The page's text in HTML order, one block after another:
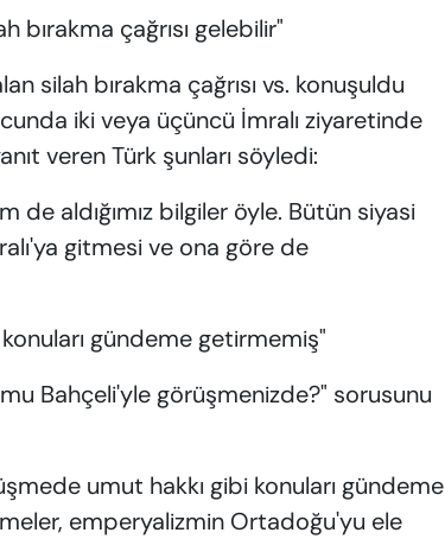
bırakma çağrısı gelebilir"
silah bırakma çağrısı vs. konuşuldu
iki veya üçüncü İmralı ziyaretinde
veren Türk şunları söyledi:
aldığımız bilgiler öyle. Bütün siyasi
gitmesi ve ona göre de
gündeme getirmemiş"
Bahçeli'yle görüşmenizde?" sorusunu
umut hakkı gibi konuları gündeme
emperyalizmin Ortadoğu'yu ele